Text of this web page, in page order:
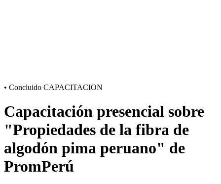
• Concluido CAPACITACION
Capacitación presencial sobre
"Propiedades de la fibra de
algodón pima peruano" de
PromPerú